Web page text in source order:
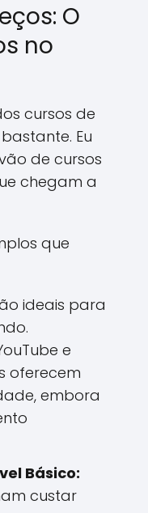
O
no
cursos de
Eu
de cursos
chegam a
que
ideais para
e
oferecem
embora
Básico:
custar